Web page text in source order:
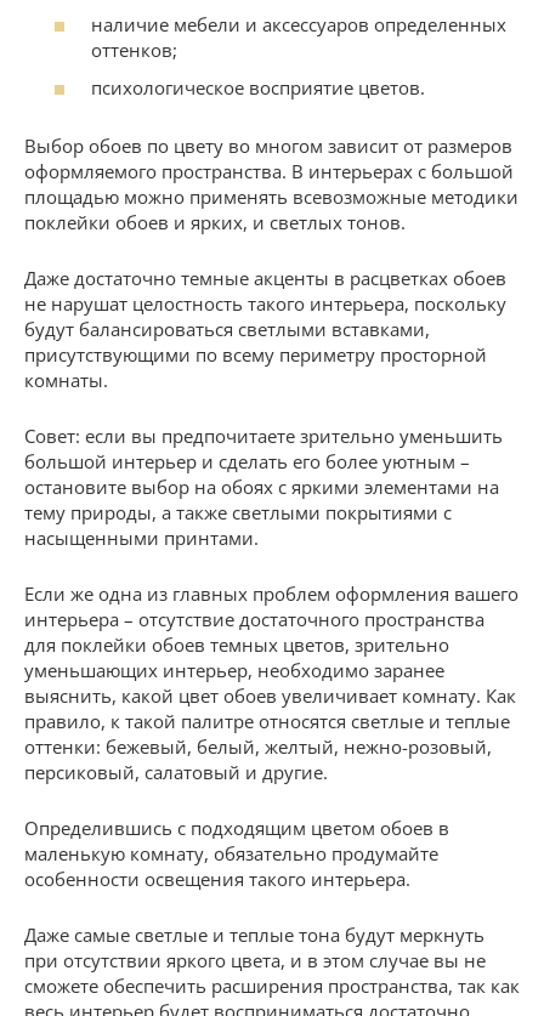
наличие мебели и аксессуаров определенных
оттенков;
психологическое восприятие цветов.
Выбор обоев по цвету во многом зависит от размеров
оформляемого пространства. В интерьерах с большой
площадью можно применять всевозможные методики
поклейки обоев и ярких, и светлых тонов.
Даже достаточно темные акценты в расцветках обоев
не нарушат целостность такого интерьера, поскольку
будут балансироваться светлыми вставками,
присутствующими по всему периметру просторной
комнаты.
Совет: если вы предпочитаете зрительно уменьшить
большой интерьер и сделать его более уютным –
остановите выбор на обоях с яркими элементами на
тему природы, а также светлыми покрытиями с
насыщенными принтами.
Если же одна из главных проблем оформления вашего
интерьера – отсутствие достаточного пространства
для поклейки обоев темных цветов, зрительно
уменьшающих интерьер, необходимо заранее
выяснить, какой цвет обоев увеличивает комнату. Как
правило, к такой палитре относятся светлые и теплые
оттенки: бежевый, белый, желтый, нежно-розовый,
персиковый, салатовый и другие.
Определившись с подходящим цветом обоев в
маленькую комнату, обязательно продумайте
особенности освещения такого интерьера.
Даже самые светлые и теплые тона будут меркнуть
при отсутствии яркого цвета, и в этом случае вы не
сможете обеспечить расширения пространства, так как